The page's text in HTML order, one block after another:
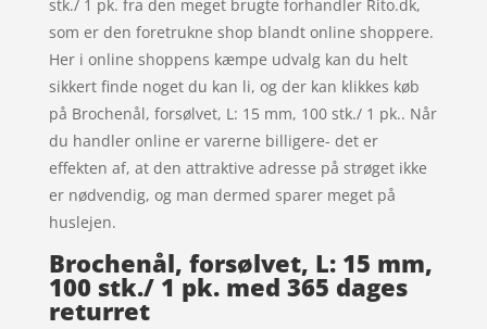
stk./ 1 pk. fra den meget brugte forhandler Rito.dk,
som er den foretrukne shop blandt online shoppere.
Her i online shoppens kæmpe udvalg kan du helt
sikkert finde noget du kan li, og der kan klikkes køb
på Brochenål, forsølvet, L: 15 mm, 100 stk./ 1 pk.. Når
du handler online er varerne billigere- det er
effekten af, at den attraktive adresse på strøget ikke
er nødvendig, og man dermed sparer meget på
huslejen.
Brochenål, forsølvet, L: 15 mm,
100 stk./ 1 pk. med 365 dages
returret